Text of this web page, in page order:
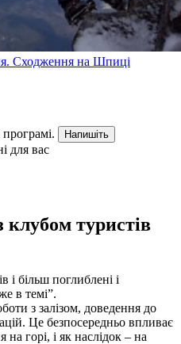
Сходження на Шпиці
Напишіть
для вас
туристів
і більш поглиблені і
в темі”.
з залізом, доведення до
Це безпосередньо впливає
горі, і як наслідок – на